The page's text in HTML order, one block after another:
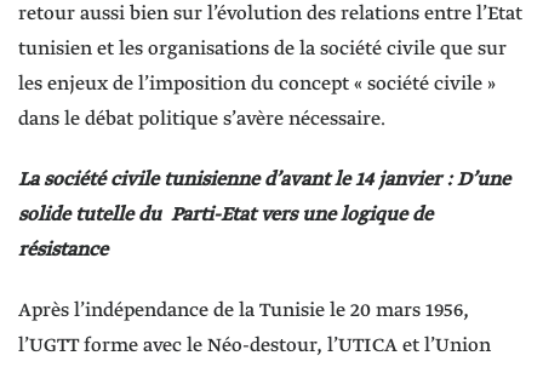
retour aussi bien sur l’évolution des relations entre l’Etat
tunisien et les organisations de la société civile que sur
les enjeux de l’imposition du concept « société civile »
dans le débat politique s’avère nécessaire.
La société civile tunisienne d’avant le 14 janvier : D’une
solide tutelle du Parti-Etat vers une logique de
résistance
Après l’indépendance de la Tunisie le 20 mars 1956,
l’UGTT forme avec le Néo-destour, l’UTICA et l’Union